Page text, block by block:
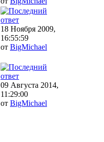
18 Ноября 2009,
16:55:59
от BigMichael
09 Августа 2014,
11:29:00
от BigMichael